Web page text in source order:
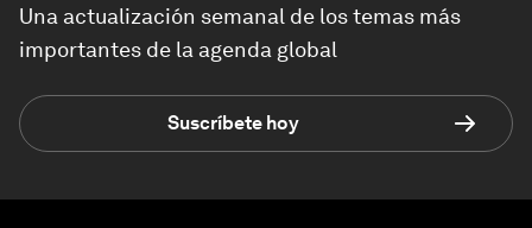
Una actualización semanal de los temas más
importantes de la agenda global
Suscríbete hoy